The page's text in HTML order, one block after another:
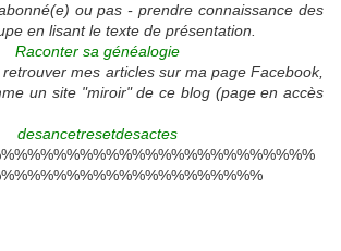
ou pas - prendre connaissance des
en lisant le texte de présentation.
Raconter sa généalogie
mes articles sur ma page Facebook,
un site "miroir" de ce blog (page en accès
desancetresetdesactes